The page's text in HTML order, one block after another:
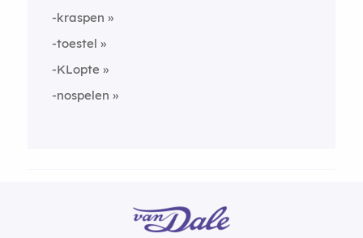
-kraspen
-toestel
-KLopte
-nospelen